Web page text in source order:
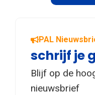
PAL
schrijf je
Blijf op de
nieuwsbrief